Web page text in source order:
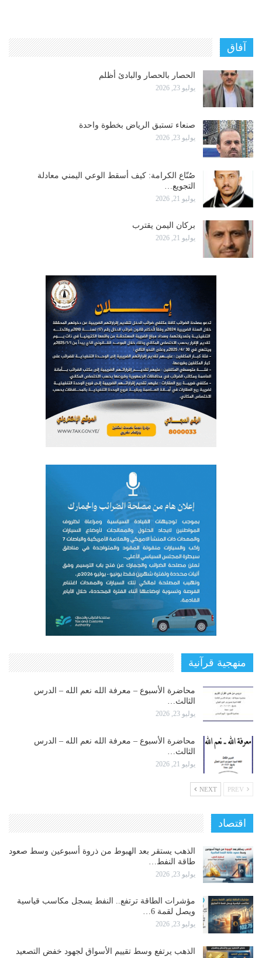
آفاق
الحصار بالحصار والبادئ أظلم
يوليو 23, 2026
صنعاء تستبق الرياض بخطوة واحدة
يوليو 23, 2026
صُنّاع الكرامة: كيف أسقط الوعي اليمني معادلة
التجويع…
يوليو 21, 2026
بركان اليمن يقترب
يوليو 21, 2026
منهجية قرآنية
محاضرة الأسبوع – معرفة الله نعم الله – الدرس
الثالث…
يوليو 23, 2026
محاضرة الأسبوع – معرفة الله نعم الله – الدرس
الثالث…
يوليو 21, 2026
NEXT
اقتصاد
الذهب يستقر بعد الهبوط من ذروة أسبوعين وسط صعود
طاقة النفط…
يوليو 23, 2026
مؤشرات الطاقة ترتفع.. النفط يسجل مكاسب قياسية
ويصل لقمة 6…
يوليو 23, 2026
الذهب يرتفع وسط تقييم الأسواق لجهود خفض التصعيد